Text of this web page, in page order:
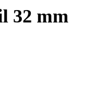
32 mm